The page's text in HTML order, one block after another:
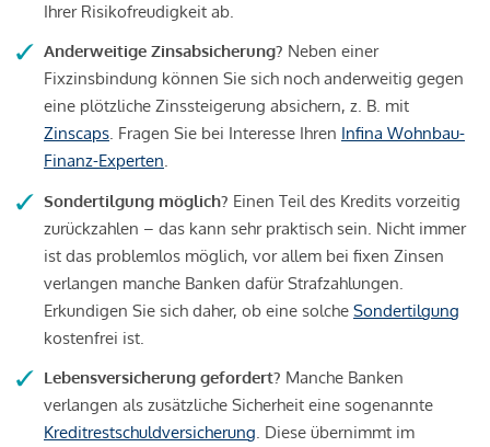
Ihrer Risikofreudigkeit ab.
Anderweitige Zinsabsicherung? Neben einer
Fixzinsbindung können Sie sich noch anderweitig gegen
eine plötzliche Zinssteigerung absichern, z. B. mit
Zinscaps. Fragen Sie bei Interesse Ihren Infina Wohnbau-
Finanz-Experten.
Sondertilgung möglich? Einen Teil des Kredits vorzeitig
zurückzahlen – das kann sehr praktisch sein. Nicht immer
ist das problemlos möglich, vor allem bei fixen Zinsen
verlangen manche Banken dafür Strafzahlungen.
Erkundigen Sie sich daher, ob eine solche Sondertilgung
kostenfrei ist.
Lebensversicherung gefordert? Manche Banken
verlangen als zusätzliche Sicherheit eine sogenannte
Kreditrestschuldversicherung. Diese übernimmt im